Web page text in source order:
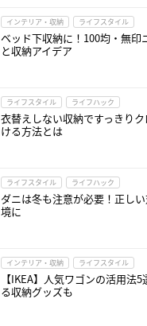
インテリア・収納 ライフスタイル
ベッド下収納に！100均・無印
と収納アイデア
ライフスタイル ライフハック
衣替えしない収納ですっきり
ける方法とは
ライフスタイル ライフハック
ダニは冬も注意が必要！正し
境に
インテリア・収納 ライフスタイル
【IKEA】人気ワゴンの活用法
る収納グッズも